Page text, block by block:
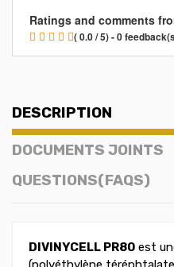
Ratings and comments
( 0.0 / 5) - 0
DESCRIPTION
DOCUMENTS JOINTS
QUESTIONS(FAQS)
DIVINYCELL PR80 est